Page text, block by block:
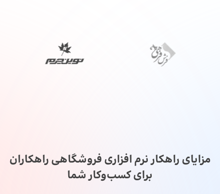
مزایای راهکار نرم افزاری فروشگاهی راهکاران
برای کسب‌وکار شما